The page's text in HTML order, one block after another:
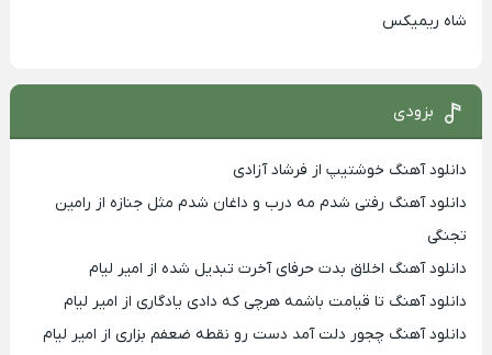
شاه ریمیکس
بزودی
دانلود آهنگ خوشتیپ از فرشاد آزادی
دانلود آهنگ رفتی شدم مه درب و داغان شدم مثل جنازه از رامین
تجنگی
دانلود آهنگ اخلاق بدت حرفای آخرت تبدیل شده از امیر لیام
دانلود آهنگ تا قیامت باشمه هرچی که دادی یادگاری از امیر لیام
دانلود آهنگ چجور دلت آمد دست رو نقطه ضعفم بزاری از امیر لیام